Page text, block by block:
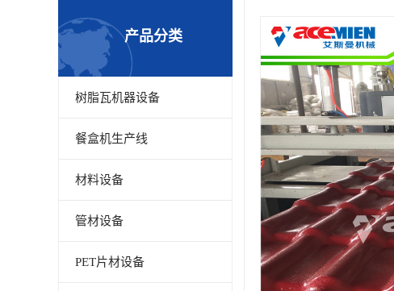
产品分类
树脂瓦机器设备
餐盒机生产线
材料设备
管材设备
PET片材设备